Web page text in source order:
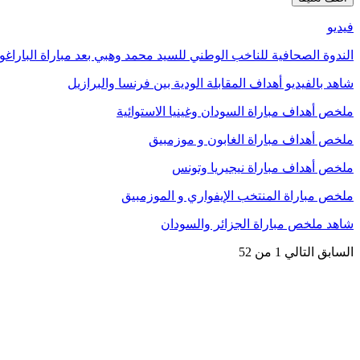
فيديو
الندوة الصحافية للناخب الوطني للسيد محمد وهبي بعد مباراة
شاهد بالفيديو أهداف المقابلة الودية بين فرنسا والبرازيل
ملخص أهداف مباراة السودان وغينيا الاستوائية
ملخص أهداف مباراة الغابون و موزمبيق
ملخص أهداف مباراة نيجيريا وتونس
ملخص مباراة المنتخب الإيفواري و الموزمبيق
شاهد ملخص مباراة الجزائر والسودان
السابق التالي 1 من 52